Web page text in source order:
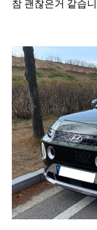
참 괜찮은거 같습